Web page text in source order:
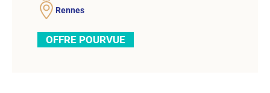
Rennes
OFFRE POURVUE